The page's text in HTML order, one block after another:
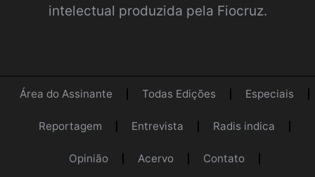
intelectual produzida pela Fiocruz.
Área do Assinante Todas Edições Especiais
Reportagem Entrevista Radis indica
Opinião Acervo Contato